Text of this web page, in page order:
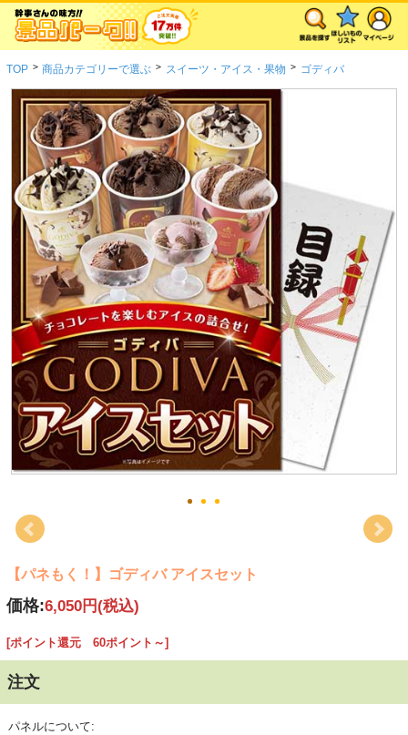
TOP > 商品カテゴリーで選ぶ > スイーツ・アイス・果物 > ゴディバ
【パネもく！】ゴディバ アイスセット
価格:6,050円(税込)
[ポイント還元 60ポイント～]
注文
パネルについて: